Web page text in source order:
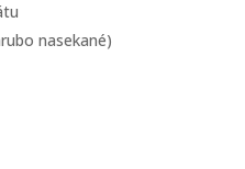
nasekané)